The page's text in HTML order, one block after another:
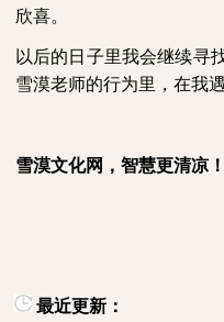
欣喜。
以后的日子里我会继续寻
雪漠老师的行为里，在我
雪漠文化网，智慧更清凉！
最近更新：